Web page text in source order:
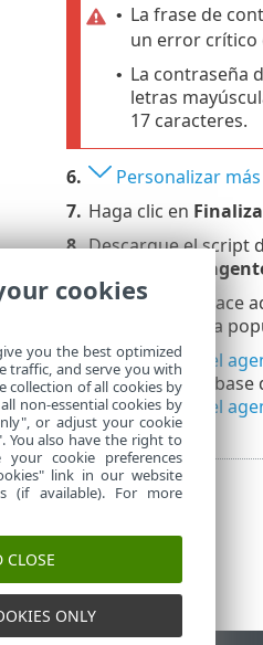
• La frase de
un error crítico
• La contraseña
letras
17 caracteres.
6.
Personalizar
7. Haga clic en
8. Descargue el script
Haga clic en el enlace
instalación remota
• Instalación del
artículo de la base
• Instalación del
cookies
you the best optimized
traffic, and serve you with
collection of all cookies by
non-essential cookies by
or adjust your cookie
You also have the right to
cookie preferences
link in our website
(if available). For more
CLOSE
ONLY